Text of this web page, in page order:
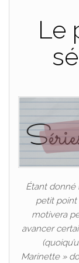
Le
Étant donné
petit point
motivera
avancer
Marinette »